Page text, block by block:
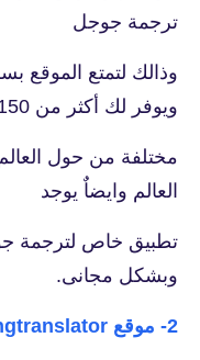
ترجمة جوجل
وذالك لتمتع الموقع
ويوفر لك أكثر من 150 لغة
مختلفة من حول
العالم وايضاٌ يوجد
تطبيق خاص لترجمة
وبشكل مجانى.
2- موقع bingtranslator